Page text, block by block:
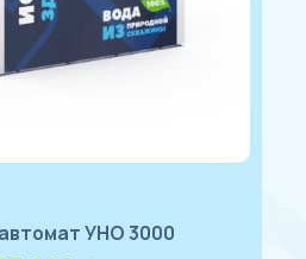
автомат УНО 3000